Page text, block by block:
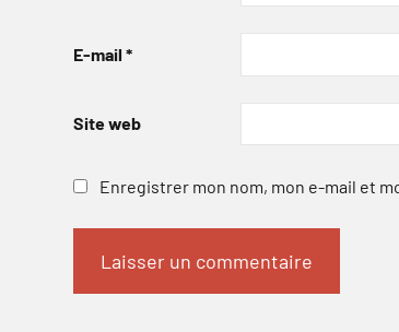
E-mail *
Site web
Enregistrer mon nom, mon e-mail et